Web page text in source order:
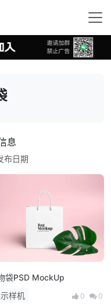
息
布日期
袋PSD MockUp
样机
0 0